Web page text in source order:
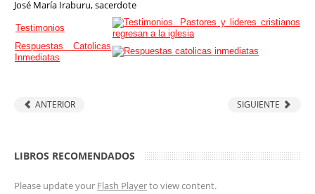
José María Iraburu, sacerdote
Testimonios
Respuestas Catolicas
Inmediatas
ANTERIOR SIGUIENTE
LIBROS RECOMENDADOS
Please update your Flash Playerto view content.